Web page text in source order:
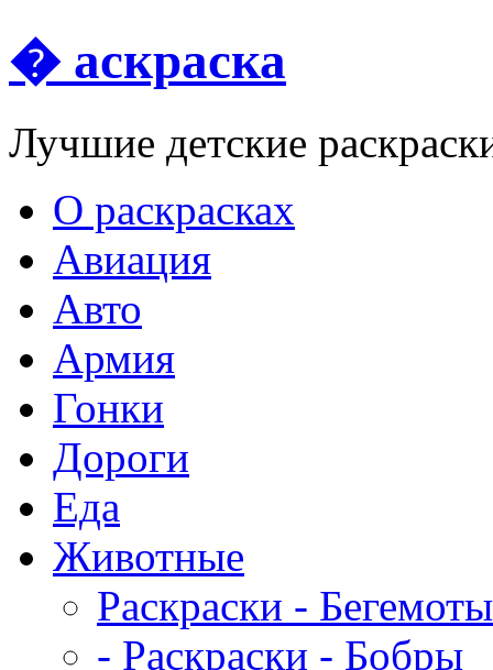
� аскраска
Лучшие детские
О раскрасках
Авиация
Авто
Армия
Гонки
Дороги
Еда
Животныe
Раскраски - Бегемоты
- Раскраски - Бобры